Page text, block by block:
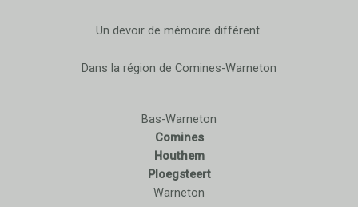
Un devoir de mémoire différent.
Dans la région de Comines-Warneton
Bas-Warneton
Comines
Houthem
Ploegsteert
Warneton